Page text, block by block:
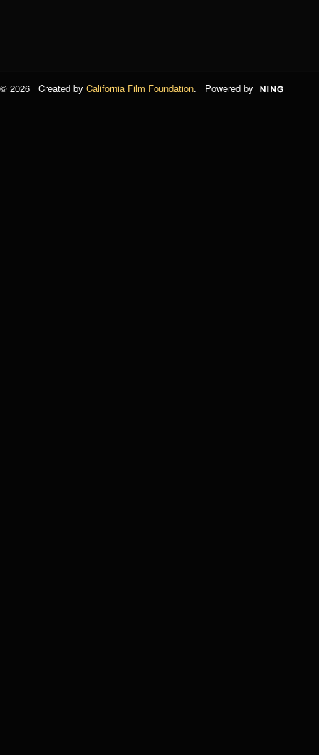
© 2026 Created by California Film Foundation. Powered by